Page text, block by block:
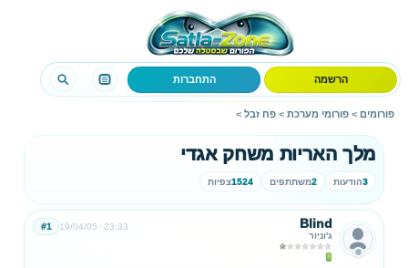
הרשמה התחברות
פורומים > פורומי מערכת > פח זבל >
מלך האריות משחק אגדי
3הודעות 2משתתפים 1524צפיות
Blind
ג'וניור
19/04/05 23:33
#1